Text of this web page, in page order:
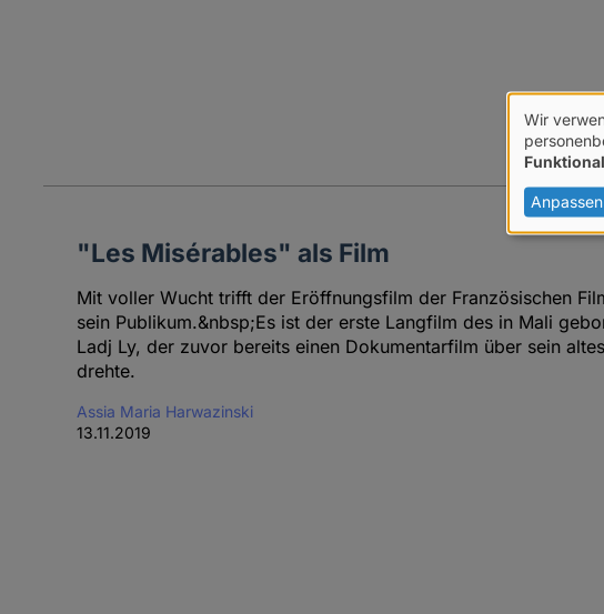
"Les Misérables" als Film
Mit voller Wucht trifft der Eröffnungsfilm der Französischen
sein Publikum.&nbsp;Es ist der erste Langfilm des in Mali
Ladj Ly, der zuvor bereits einen Dokumentarfilm über sein
drehte.
Assia Maria Harwazinski
13.11.2019
von
Daten
Wir
Anpassen